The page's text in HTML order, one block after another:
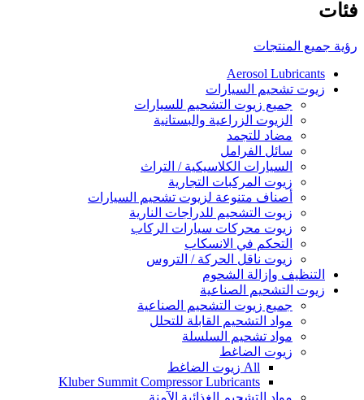
فئات
رؤية جميع المنتجات
Aerosol Lubricants
زيوت تشحيم السيارات
جميع زيوت التشحيم للسيارات
الزيوت الزراعية والبستانية
مضاد للتجمد
سائل الفرامل
السيارات الكلاسيكية / التراث
زيوت المركبات التجارية
أصناف متنوعة لزيوت تشحيم السيارات
زيوت التشحيم للدراجات النارية
زيوت محركات سيارات الركاب
التحكم في الانسكاب
زيوت ناقل الحركة / التروس
التنظيف وإزالة الشحوم
زيوت التشحيم الصناعية
جميع زيوت التشحيم الصناعية
مواد التشحيم القابلة للتحلل
مواد تشحيم السلسلة
زيوت الضاغط
All زيوت الضاغط
Kluber Summit Compressor Lubricants
مواد التشحيم الغذائية الآمنة